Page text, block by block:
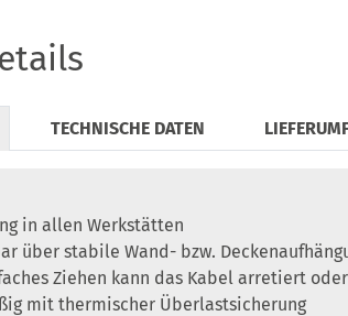
TECHNISCHE DATEN
in allen Werkstätten
über stabile Wand- bzw.
Ziehen kann das Kabel arretiert
mit thermischer Überlastsicherung